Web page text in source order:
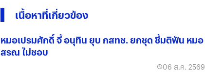
เนื้อหาที่เกี่ยวข้อง
หมอเปรมศักดิ์ จี้ อนุทิน ยุบ กสทช. ยกชุด ชี้มติฟัน หมอ
สรณ ไม่ชอบ
06 ส.ค. 2569